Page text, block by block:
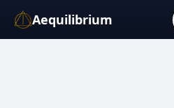
Aequilibrium